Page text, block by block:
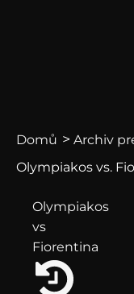
Domů > Archiv
Olympiakos vs.
Olympiakos
vs
Fiorentina